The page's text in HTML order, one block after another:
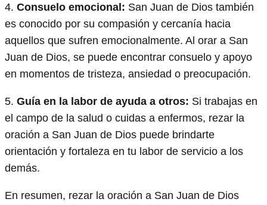
4. Consuelo emocional: San Juan de Dios también
es conocido por su compasión y cercanía hacia
aquellos que sufren emocionalmente. Al orar a San
Juan de Dios, se puede encontrar consuelo y apoyo
en momentos de tristeza, ansiedad o preocupación.
5. Guía en la labor de ayuda a otros: Si trabajas en
el campo de la salud o cuidas a enfermos, rezar la
oración a San Juan de Dios puede brindarte
orientación y fortaleza en tu labor de servicio a los
demás.
En resumen, rezar la oración a San Juan de Dios